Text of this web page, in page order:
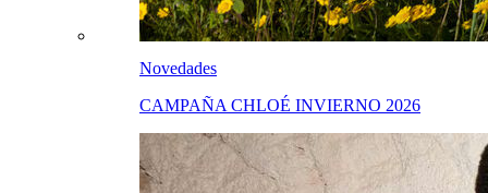
Novedades
CAMPAÑA CHLOÉ INVIERNO 2026